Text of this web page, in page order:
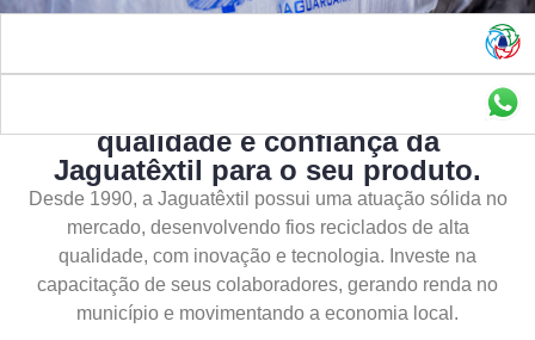
qualidade e confiança da
Jaguatêxtil para o seu produto.
Desde 1990, a Jaguatêxtil possui uma atuação sólida no
mercado, desenvolvendo fios reciclados de alta
qualidade, com inovação e tecnologia. Investe na
capacitação de seus colaboradores, gerando renda no
município e movimentando a economia local.